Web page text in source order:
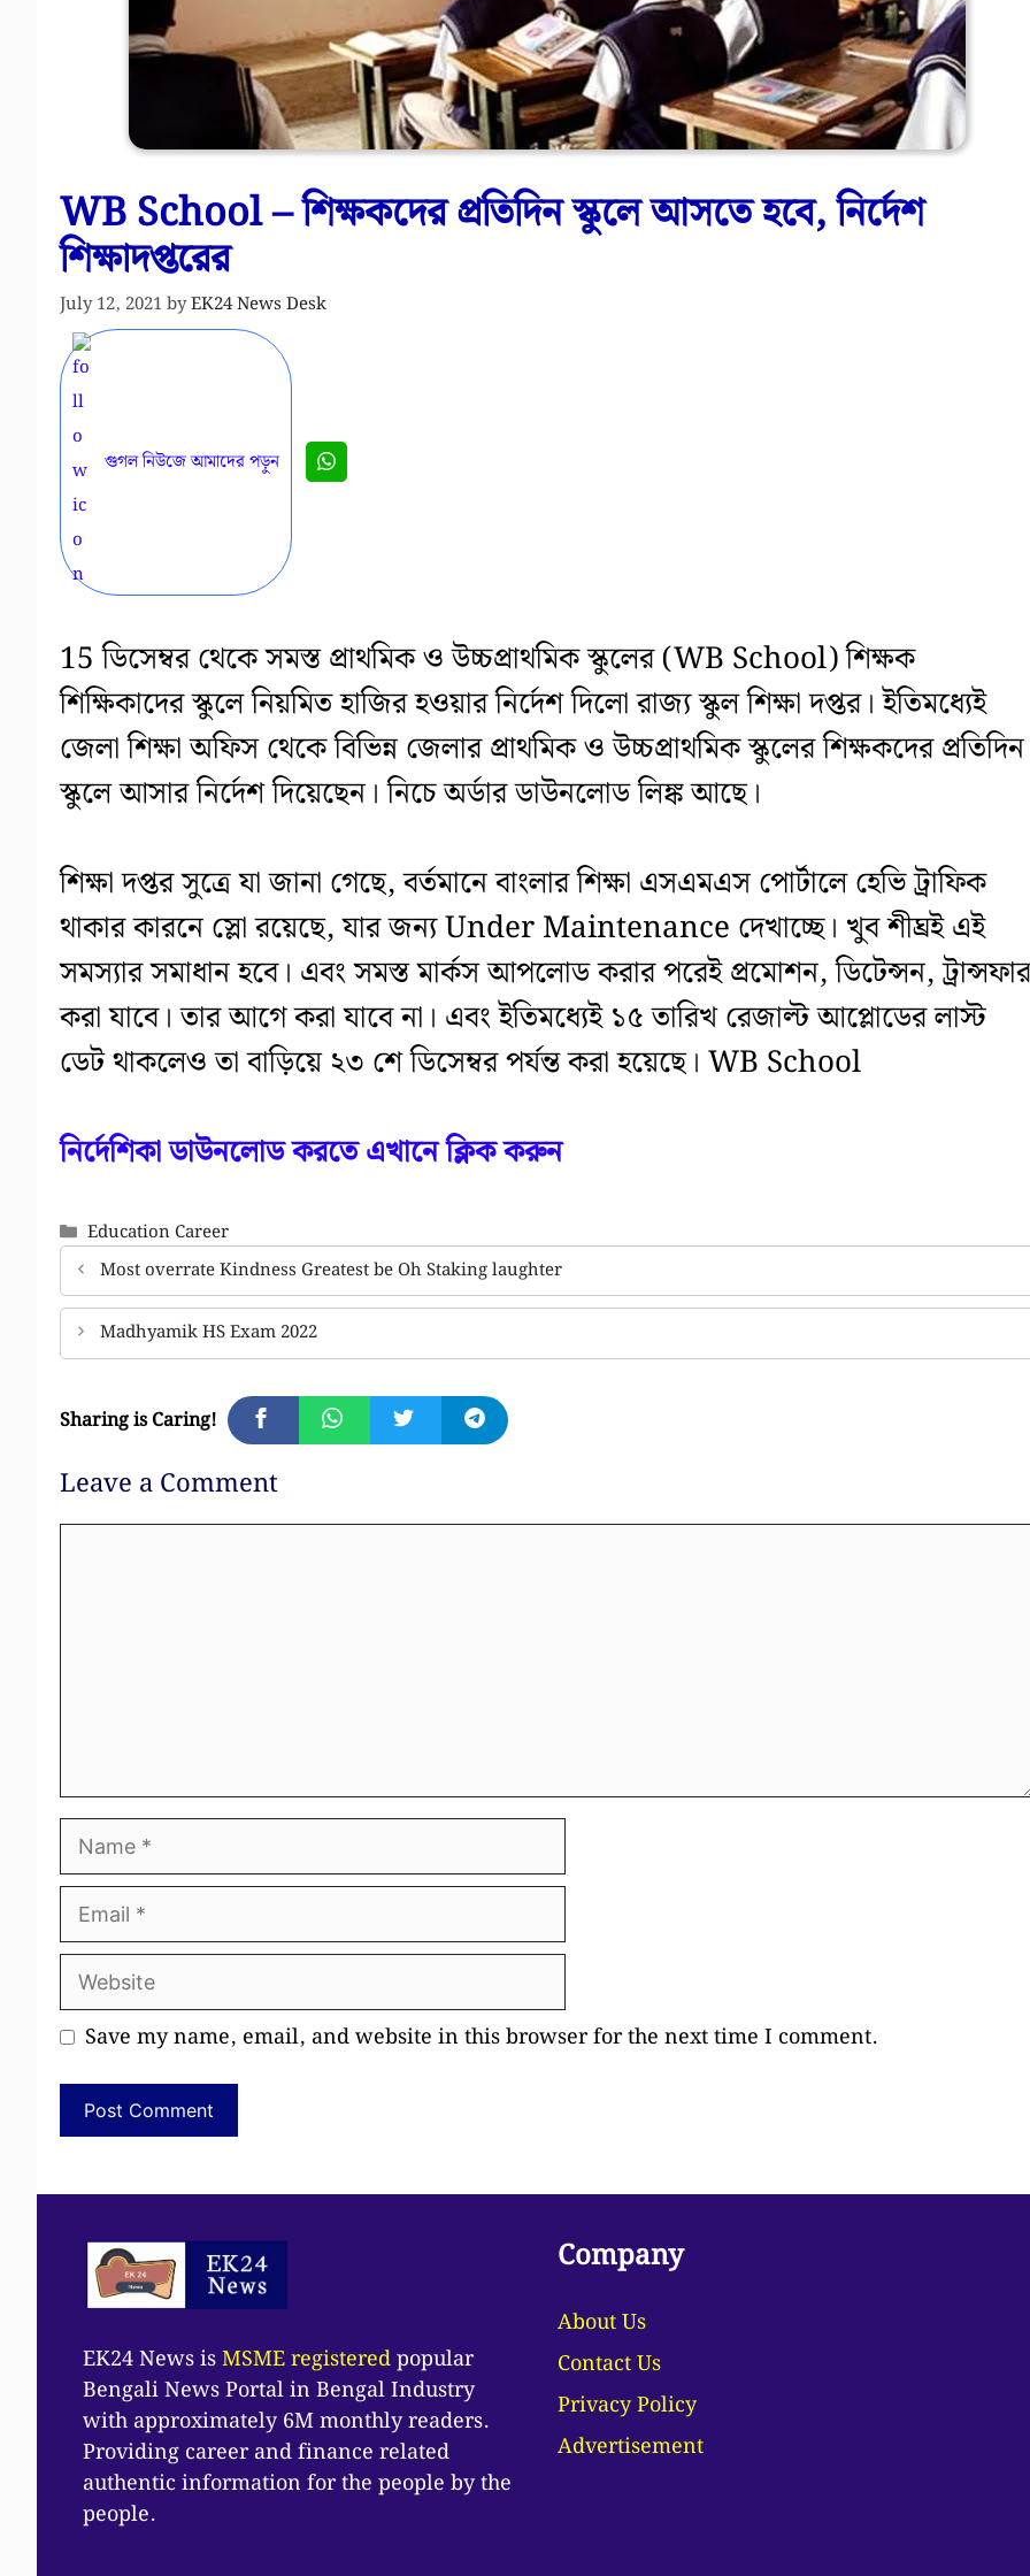
WB School – শিক্ষকদের প্রতিদিন স্কুলে আসতে হবে, নির্দেশ
শিক্ষাদপ্তরের
July 12, 2021 byEK24 News Desk
গুগল নিউজে আমাদের পড়ুন
15 ডিসেম্বর থেকে সমস্ত প্রাথমিক ও উচ্চপ্রাথমিক স্কুলের (WB School) শিক্ষক
শিক্ষিকাদের স্কুলে নিয়মিত হাজির হওয়ার নির্দেশ দিলো রাজ্য স্কুল শিক্ষা দপ্তর। ইতিমধ্যেই
জেলা শিক্ষা অফিস থেকে বিভিন্ন জেলার প্রাথমিক ও উচ্চপ্রাথমিক স্কুলের শিক্ষকদের প্রতিদিন
স্কুলে আসার নির্দেশ দিয়েছেন। নিচে অর্ডার ডাউনলোড লিঙ্ক আছে।
শিক্ষা দপ্তর সুত্রে যা জানা গেছে, বর্তমানে বাংলার শিক্ষা এসএমএস পোর্টালে হেভি ট্রাফিক
থাকার কারনে স্লো রয়েছে, যার জন্য Under Maintenance দেখাচ্ছে। খুব শীঘ্রই এই
সমস্যার সমাধান হবে। এবং সমস্ত মার্কস আপলোড করার পরেই প্রমোশন, ডিটেন্সন, ট্রান্সফার
করা যাবে। তার আগে করা যাবে না। এবং ইতিমধ্যেই ১৫ তারিখ রেজাল্ট আপ্লোডের লাস্ট
ডেট থাকলেও তা বাড়িয়ে ২৩ শে ডিসেম্বর পর্যন্ত করা হয়েছে। WB School
নির্দেশিকা ডাউনলোড করতে এখানে ক্লিক করুন
Categories
Education Career
Most overrate Kindness Greatest be Oh Staking laughter
Madhyamik HS Exam 2022
Sharing is Caring!
Leave a Comment
Name
Email
Website
Save my name, email, and website in this browser for the next time I comment.
EK24 News isMSME registeredpopular
Bengali News Portal in Bengal Industry
with approximately 6M monthly readers.
Providing career and finance related
authentic information for the people by the
people.
Company
About Us
Contact Us
Privacy Policy
Advertisement